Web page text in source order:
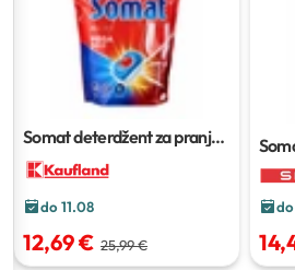
Somat deterdžent za pranje
do 11.08
12,69 € 25,99 €
684
do